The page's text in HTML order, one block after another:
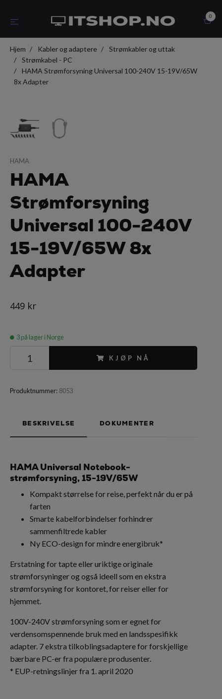
0
Hjem Kabler og adaptere
Strømkabler og uttak
Strømkabel - PC
HAMA Strømforsyning Universal 100-240V 15-19V/65W
8x Adapter
HAMA
HAMA
Strømforsyning
Universal 100-240V
15-19V/65W 8x
Adapter
449 kr
3på lager i Norge
KJØP NÅ
Produktnummer: 8053
BESKRIVELSE DOKUMENTER
HAMA Universal Notebook-
strømforsyning, 15-19V/65W
Kompakt størrelse for reise, perfekt når du er på
farten
Smarte kabelforbindelser forhindrer
sammenfiltrede kabler
Ny ECO-design for mindre energibruk*
Erstatning for tapte eller uriktige originale
strømforsyninger og også ideell som en ekstra
strømforsyning for kontoret, for reiser eller for
hjemmet.
100V-240V strømforsyning som er egnet for
verdensomspennende bruk med en landsspesifikk
adapter. 7 ekstra tilkoblingsadaptere for forskjellige
bærbare PC-er fra populære produsenter.
* EUP-retningslinjer fra 1. april 2020